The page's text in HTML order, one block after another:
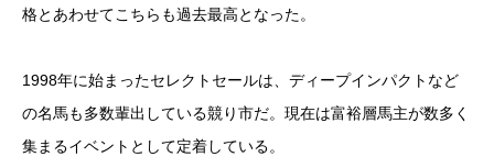
格とあわせてこちらも過去最高となった。
1998年に始まったセレクトセールは、ディープインパクトなど
の名馬も多数輩出している競り市だ。現在は富裕層馬主が数多く
集まるイベントとして定着している。